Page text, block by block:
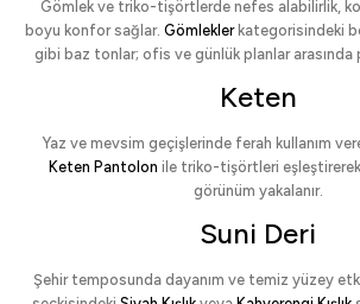
Gömlek ve triko-tişörtlerde nefes alabilirlik,
boyu konfor sağlar. Gömleklerkategorisindeki
gibi baz tonlar; ofis ve günlük planlar arasında
Keten
Yaz ve mevsim geçişlerinde ferah kullanım
Keten Pantolon ile triko-tişörtleri
görünüm yakalanır.
Suni Deri
Şehir temposunda dayanım ve temiz yüzey